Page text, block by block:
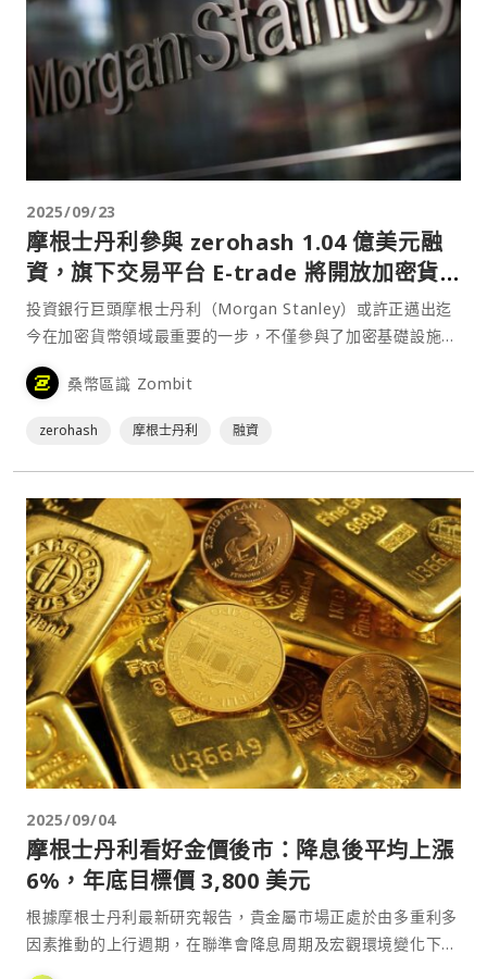
2025/09/23
摩根士丹利參與 zerohash 1.04 億美元融
資，旗下交易平台 E-trade 將開放加密貨
幣交易
投資銀行巨頭摩根士丹利（Morgan Stanley）或許正邁出迄
今在加密貨幣領域最重要的一步，不僅參與了加密基礎設施提
供商 zerohash 的 1.04 億美元 D-2 輪融資，還計劃借助該公
司的技術，為旗下交易平台 E-trade 的客戶開放比特幣
桑幣區識 Zombit
zerohash 摩根士丹利 融資
2025/09/04
摩根士丹利看好金價後市：降息後平均上漲
6%，年底目標價 3,800 美元
根據摩根士丹利最新研究報告，貴金屬市場正處於由多重利多
因素推動的上行週期，在聯準會降息周期及宏觀環境變化下，
黃金與白銀價格預計將呈現分化走勢。⋯